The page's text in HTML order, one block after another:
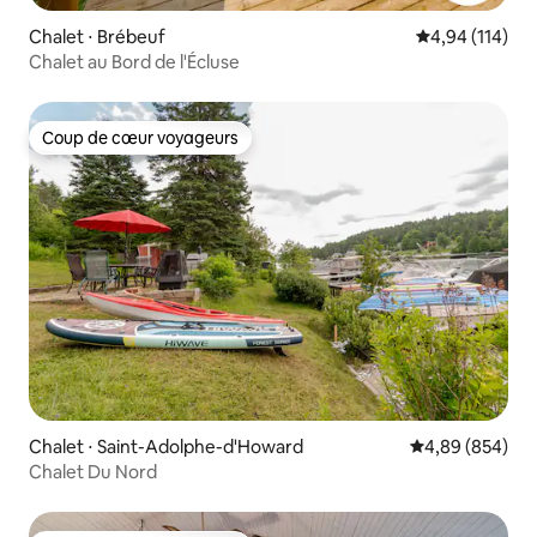
Chalet ⋅ Brébeuf Évaluation
4,94 (114)
Chalet au Bord de l'Écluse
Coup de cœur voyageurs
Coup de cœur voyageurs
Chalet ⋅ Saint-Adolphe-d'Howard Évaluation
4,89 (854)
Chalet Du Nord